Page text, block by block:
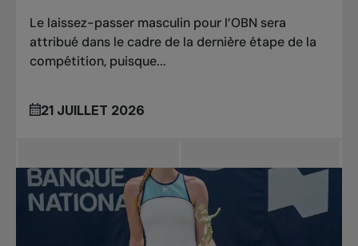
Le laissez-passer masculin pour l’OBN sera
attribué dans le cadre de la dernière étape de la
compétition, puisque...
21 JUILLET 2026